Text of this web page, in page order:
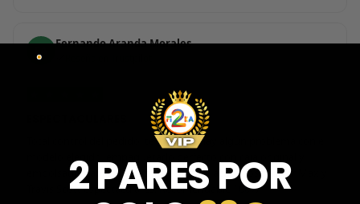
Fernando Aranda Morales
Total control del pedido, te avisan si hay algún problema con el
embolsado, zapas de altísima calidad y acabados top. Air Max y
Travis Scott espectaculares. Recomendable 100%.
2 PARES POR